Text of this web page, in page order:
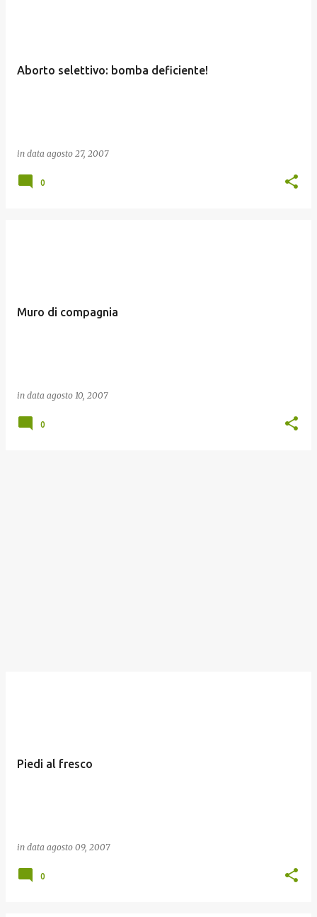
Aborto selettivo: bomba deficiente!
in data agosto 27, 2007
0
Muro di compagnia
in data agosto 10, 2007
0
Piedi al fresco
in data agosto 09, 2007
0